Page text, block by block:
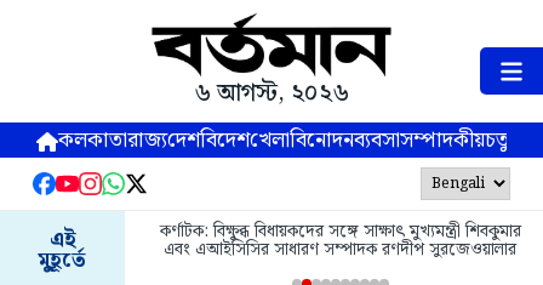
৬ আগস্ট, ২০২৬
কলকাতারাজ্যদেশবিদেশখেলাবিনোদনব্যবসাসম্পাদকীয়
এই
মুহূর্তে
কর্ণাটক: বিক্ষুব্ধ বিধায়কদের সঙ্গে সাক্ষাৎ মুখ্যমন্ত্রী শিবকুমার
এবং এআইসিসির সাধারণ সম্পাদক রণদীপ সুরজেওয়ালার